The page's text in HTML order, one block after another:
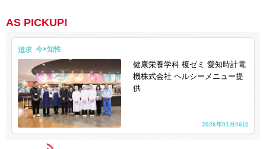
AS PICKUP!
追求
健康栄養学科 榎ゼミ 愛知時計電
機株式会社 ヘルシーメニュー提
供
2026年01月06日